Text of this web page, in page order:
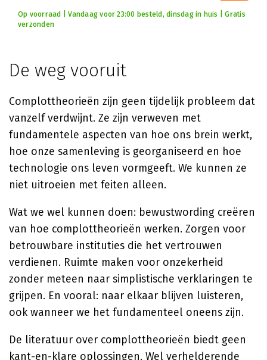
Op voorraad | Vandaag voor 23:00 besteld, dinsdag in huis | Gratis
verzonden
De weg vooruit
Complottheorieën zijn geen tijdelijk probleem dat
vanzelf verdwijnt. Ze zijn verweven met
fundamentele aspecten van hoe ons brein werkt,
hoe onze samenleving is georganiseerd en hoe
technologie ons leven vormgeeft. We kunnen ze
niet uitroeien met feiten alleen.
Wat we wel kunnen doen: bewustwording creëren
van hoe complottheorieën werken. Zorgen voor
betrouwbare instituties die het vertrouwen
verdienen. Ruimte maken voor onzekerheid
zonder meteen naar simplistische verklaringen te
grijpen. En vooral: naar elkaar blijven luisteren,
ook wanneer we het fundamenteel oneens zijn.
De literatuur over complottheorieën biedt geen
kant-en-klare oplossingen. Wel verhelderende